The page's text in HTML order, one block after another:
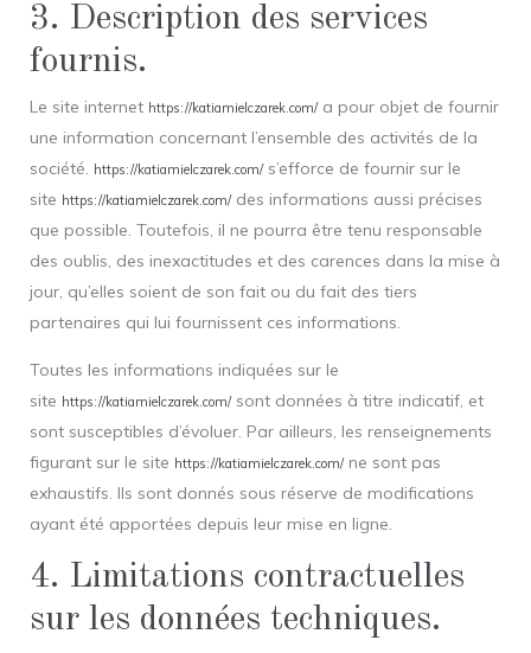
3. Description des services
fournis.
Le site internet https://katiamielczarek.com/a pour objet de fournir
une information concernant l’ensemble des activités de la
société. https://katiamielczarek.com/s’efforce de fournir sur le
site https://katiamielczarek.com/des informations aussi précises
que possible. Toutefois, il ne pourra être tenu responsable
des oublis, des inexactitudes et des carences dans la mise à
jour, qu’elles soient de son fait ou du fait des tiers
partenaires qui lui fournissent ces informations.
Toutes les informations indiquées sur le
site https://katiamielczarek.com/sont données à titre indicatif, et
sont susceptibles d’évoluer. Par ailleurs, les renseignements
figurant sur le site https://katiamielczarek.com/ne sont pas
exhaustifs. Ils sont donnés sous réserve de modifications
ayant été apportées depuis leur mise en ligne.
4. Limitations contractuelles
sur les données techniques.